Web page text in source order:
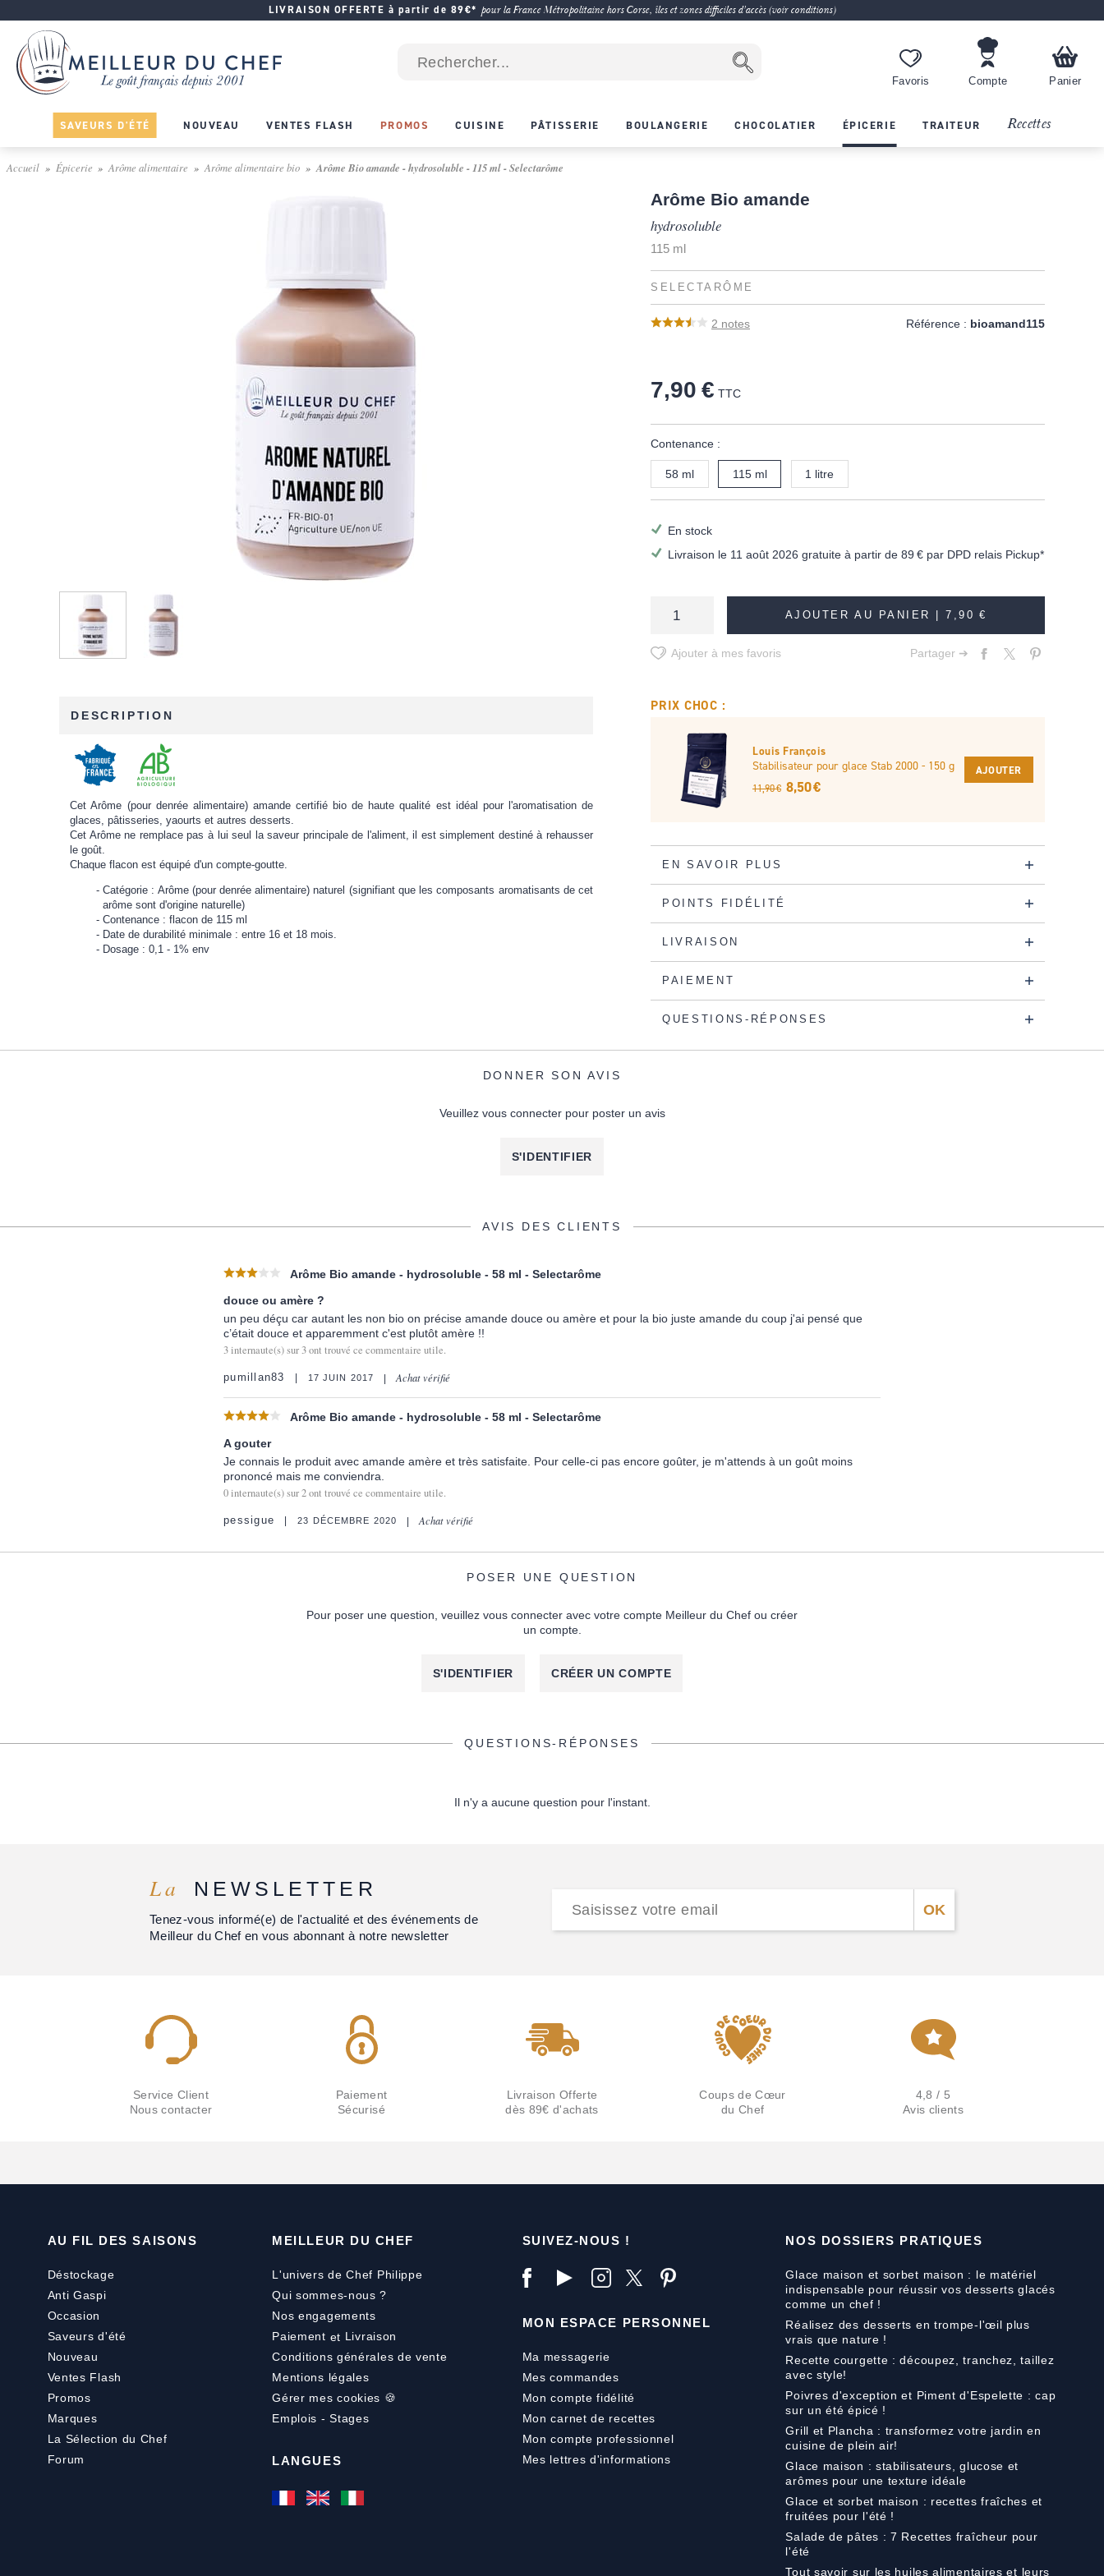
LIVRAISON OFFERTE à partir de 89€* pour la France Métropolitaine hors Corse, îles et zones difficiles d'accès (voir conditions)
Favoris Compte Panier
SAVEURS D'ÉTÉ NOUVEAU VENTES FLASH PROMOS CUISINE PÂTISSERIE BOULANGERIE CHOCOLATIER ÉPICERIE TRAITEUR Recettes
Accueil Épicerie Arôme alimentaire Arôme alimentaire bio Arôme Bio amande - hydrosoluble - 115 ml - Selectarôme
Arôme Bio amande
hydrosoluble
115 ml
SELECTARÔME
2 notes Référence : bioamand115
7,90 € TTC
Contenance :
58 ml 115 ml 1 litre
En stock
Livraison le 11 août 2026 gratuite à partir de 89 € par DPD relais Pickup*
AJOUTER AU PANIER | 7,90 €
Ajouter à mes favoris Partager ➔
DESCRIPTION
Cet Arôme (pour denrée alimentaire) amande certifié bio de haute qualité est idéal pour l'aromatisation de
glaces, pâtisseries, yaourts et autres desserts.
Cet Arôme ne remplace pas à lui seul la saveur principale de l'aliment, il est simplement destiné à rehausser
le goût.
Chaque flacon est équipé d'un compte-goutte.
Catégorie : Arôme (pour denrée alimentaire) naturel (signifiant que les composants aromatisants de cet
arôme sont d'origine naturelle)
Contenance : flacon de 115 ml
Date de durabilité minimale : entre 16 et 18 mois.
Dosage : 0,1 - 1% env
PRIX CHOC :
Louis François
Stabilisateur pour glace Stab 2000 - 150 g
11,90 € 8,50 €
AJOUTER
EN SAVOIR PLUS
POINTS FIDÉLITÉ
LIVRAISON
PAIEMENT
QUESTIONS-RÉPONSES
DONNER SON AVIS
Veuillez vous connecter pour poster un avis
S'IDENTIFIER
AVIS DES CLIENTS
Arôme Bio amande - hydrosoluble - 58 ml - Selectarôme
douce ou amère ?
un peu déçu car autant les non bio on précise amande douce ou amère et pour la bio juste amande du coup j'ai pensé que
c’était douce et apparemment c'est plutôt amère !!
3internaute(s) sur3ont trouvé ce commentaire utile.
pumillan83 17 JUIN 2017 Achat vérifié
Arôme Bio amande - hydrosoluble - 58 ml - Selectarôme
A gouter
Je connais le produit avec amande amère et très satisfaite. Pour celle-ci pas encore goûter, je m'attends à un goût moins
prononcé mais me conviendra.
0internaute(s) sur2ont trouvé ce commentaire utile.
pessigue 23 DÉCEMBRE 2020 Achat vérifié
POSER UNE QUESTION
Pour poser une question, veuillez vous connecter avec votre compte Meilleur du Chef ou créer
un compte.
S'IDENTIFIER CRÉER UN COMPTE
QUESTIONS-RÉPONSES
Il n'y a aucune question pour l'instant.
La NEWSLETTER
Tenez-vous informé(e) de l'actualité et des événements de
Meilleur du Chef en vous abonnant à notre newsletter
Service Client
Nous contacter
Paiement
Sécurisé
Livraison Offerte
dès 89€ d'achats
Coups de Cœur
du Chef
4,8 / 5
Avis clients
AU FIL DES SAISONS
Déstockage
Anti Gaspi
Occasion
Saveurs d'été
Nouveau
Ventes Flash
Promos
Marques
La Sélection du Chef
Forum
MEILLEUR DU CHEF
L'univers de Chef Philippe
Qui sommes-nous ?
Nos engagements
Paiement et Livraison
Conditions générales de vente
Mentions légales
Gérer mes cookies 🍪
Emplois - Stages
LANGUES
SUIVEZ-NOUS !
MON ESPACE PERSONNEL
Ma messagerie
Mes commandes
Mon compte fidélité
Mon carnet de recettes
Mon compte professionnel
Mes lettres d'informations
NOS DOSSIERS PRATIQUES
Glace maison et sorbet maison : le matériel
indispensable pour réussir vos desserts glacés
comme un chef !
Réalisez des desserts en trompe-l'œil plus
vrais que nature !
Recette courgette : découpez, tranchez, taillez
avec style!
Poivres d'exception et Piment d'Espelette : cap
sur un été épicé !
Grill et Plancha : transformez votre jardin en
cuisine de plein air!
Glace maison : stabilisateurs, glucose et
arômes pour une texture idéale
Glace et sorbet maison : recettes fraîches et
fruitées pour l'été !
Salade de pâtes : 7 Recettes fraîcheur pour
l'été
Tout savoir sur les huiles alimentaires et leurs